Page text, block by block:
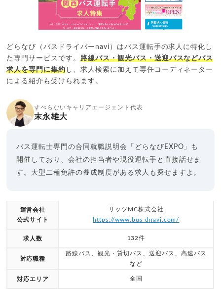
どらなび（バスドライバーnavi）はバス運転手の求人に特化し
た専門サービスです。路線バス・観光バス・送迎バスなどバス
求人を専門に集約 し、求人検索に加えて専任コーディネーター
による紹介も受けられます。
すべらないキャリアエージェント代表
末永雄大
バス運転士専門の合同就職説明会「どらなびEXPO」も
開催しており、会社の担当者や現役運転手と直接話せま
す。大型二種免許の養成制度がある求人も探せますよ。
運営会社
公式サイト
リッツMC株式会社
https://www.bus-dnavi.com/
求人数 132件
対応職種
路線バス、観光・貸切バス、送迎バス、高速バス
など
対応エリア 全国